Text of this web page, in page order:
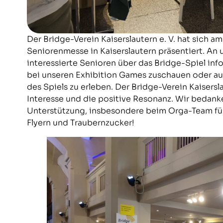
Der Bridge-Verein Kaiserslautern e. V. hat sich
Seniorenmesse in Kaiserslautern präsentiert.
interessierte Senioren über das Bridge-Spiel
bei unseren Exhibition Games zuschauen oder
des Spiels zu erleben. Der Bridge-Verein
Interesse und die positive Resonanz. Wir
Unterstützung, insbesondere beim Orga-Team
Flyern und Traubernzucker!